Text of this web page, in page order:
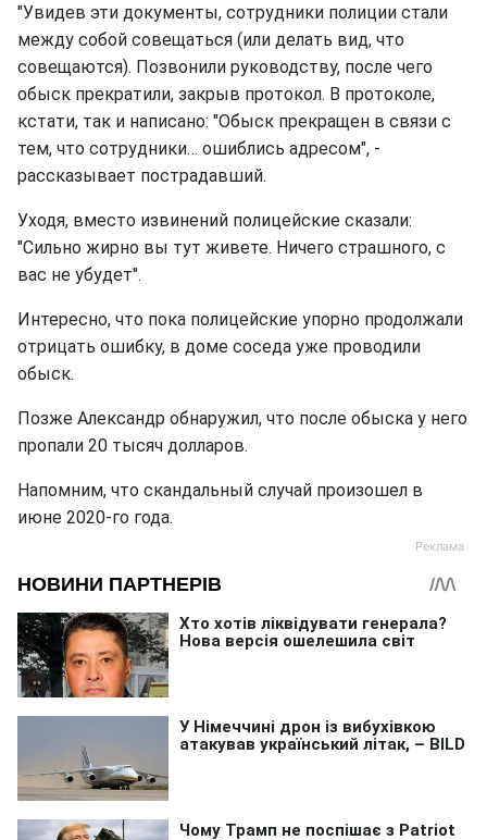
"Увидев эти документы, сотрудники полиции стали
между собой совещаться (или делать вид, что
совещаются). Позвонили руководству, после чего
обыск прекратили, закрыв протокол. В протоколе,
кстати, так и написано: "Обыск прекращен в связи с
тем, что сотрудники… ошиблись адресом", -
рассказывает пострадавший.
Уходя, вместо извинений полицейские сказали:
"Сильно жирно вы тут живете. Ничего страшного, с
вас не убудет".
Интересно, что пока полицейские упорно продолжали
отрицать ошибку, в доме соседа уже проводили
обыск.
Позже Александр обнаружил, что после обыска у него
пропали 20 тысяч долларов.
Напомним, что скандальный случай произошел в
июне 2020-го года.